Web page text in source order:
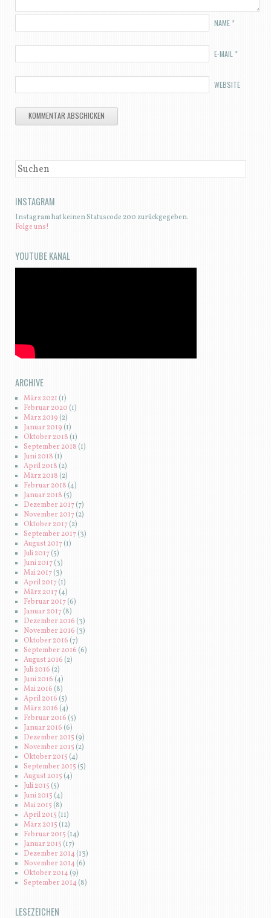
NAME*
E-MAIL *
WEBSITE
SUCHEN
INSTAGRAM
Instagram hat keinen Statuscode 200 zurückgegeben.
Folge uns!
YOUTUBE KANAL
ARCHIVE
März 2021(1)
Februar 2020 (1)
März 2019 (2)
Januar 2019 (1)
Oktober 2018(1)
September 2018 (1)
Juni 2018 (1)
April 2018(2)
März 2018 (2)
Februar 2018(4)
Januar 2018 (5)
Dezember 2017(7)
November 2017(2)
Oktober 2017(2)
September 2017(3)
August 2017(1)
Juli 2017(5)
Juni 2017(3)
Mai 2017(3)
April 2017(1)
März 2017(4)
Februar 2017(6)
Januar 2017(8)
Dezember 2016 (3)
November 2016 (3)
Oktober 2016(7)
September 2016 (6)
August 2016(2)
Juli 2016(2)
Juni 2016 (4)
Mai 2016 (8)
April 2016(5)
März 2016 (4)
Februar 2016(5)
Januar 2016 (6)
Dezember 2015 (9)
November 2015 (2)
Oktober 2015 (4)
September 2015 (5)
August 2015 (4)
Juli 2015 (5)
Juni 2015 (4)
Mai 2015(8)
April 2015 (11)
März 2015 (12)
Februar 2015 (14)
Januar 2015 (17)
Dezember 2014(13)
November 2014(6)
Oktober 2014(9)
September 2014(8)
LESEZEICHEN